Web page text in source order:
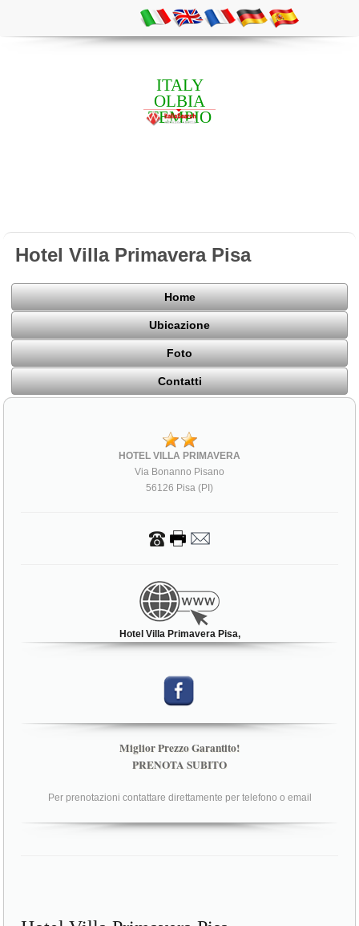
ITALY
OLBIA
TEMPIO
Hotel Villa Primavera Pisa
Home
Ubicazione
Foto
Contatti
HOTEL VILLA PRIMAVERA
Via Bonanno Pisano
56126 Pisa (PI)
Hotel Villa Primavera Pisa,
Miglior Prezzo Garantito!
PRENOTA SUBITO
Per prenotazioni contattare direttamente per telefono o email